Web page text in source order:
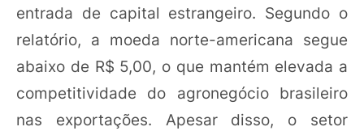
entrada de capital estrangeiro. Segundo o
relatório, a moeda norte-americana segue
abaixo de R$ 5,00, o que mantém elevada a
competitividade do agronegócio brasileiro
nas exportações. Apesar disso, o setor